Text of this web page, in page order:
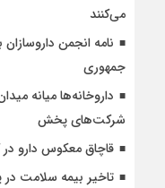
می‌کنند
نامه انجمن
جمهوری
داروخانه‌ها میانه
شرکت‌های پخش
قاچاق معکوس دارو
تاخیر بیمه سلامت در